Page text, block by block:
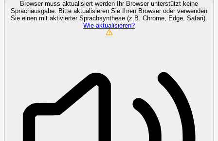
Browser muss aktualisiert werden
Ihr Browser unterstützt keine
Sprachausgabe. Bitte aktualisieren Sie Ihren Browser oder verwenden
Sie einen mit aktivierter Sprachsynthese (z.B. Chrome, Edge, Safari).
Wie aktualisieren?